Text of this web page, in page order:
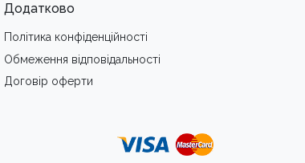
Додатково
Політика конфіденційності
Обмеження вiдповiдальностi
Договір оферти